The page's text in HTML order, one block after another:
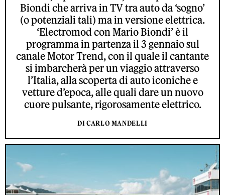
Biondi che arriva in TV tra auto da ‘sogno’
(o potenziali tali) ma in versione elettrica.
‘Electromod con Mario Biondi’ è il
programma in partenza il 3 gennaio sul
canale Motor Trend, con il quale il cantante
si imbarcherà per un viaggio attraverso
l’Italia, alla scoperta di auto iconiche e
vetture d’epoca, alle quali dare un nuovo
cuore pulsante, rigorosamente elettrico.
DI CARLO MANDELLI